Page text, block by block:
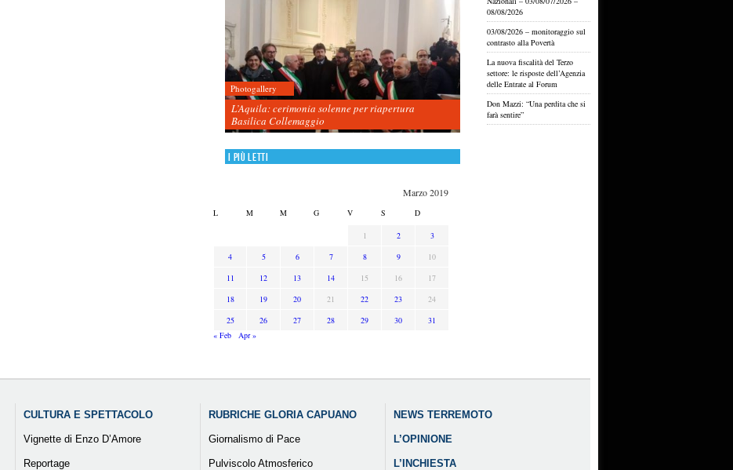
Photogallery
L’Aquila: cerimonia solenne per riapertura
Basilica Collemaggio
I più letti
Marzo 2019
L M M G V S D
1 2
3
4
5 6 7 8 9
10
11
12 13 14 15 16
17
18
19 20 21 22 23
24
25
26 27 28 29 30
31
« Feb
Apr »
08/08/2026
03/08/2026 – monitoraggio sul
contrasto alla Povertà
La nuova fiscalità del Terzo
settore: le risposte dell’Agenzia
delle Entrate al Forum
Don Mazzi: “Una perdita che si
farà sentire”
CULTURA E SPETTACOLO
Vignette di Enzo D’Amore
Reportage
RUBRICHE GLORIA CAPUANO
Giornalismo di Pace
Pulviscolo Atmosferico
NEWS TERREMOTO
L’OPINIONE
L’INCHIESTA